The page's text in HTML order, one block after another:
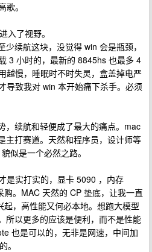
。
入了视野。
续航这块，没觉得 win 会是瓶颈，
3 小时的，最新的 8845hs 也最多 4
越慢，睡眠时不时失灵，盒盖掉电严
导致我对 win 本开始痛下杀手。必须
，续航和轻便成了最大的痛点。mac
主打赛道。天然和程序员，设计师等
似是一个必然之路。
是实打实的，显卡 5090 ，内存
。MAC 天然的 CP 垫底，让我一直
，高性能又何必本地。想跑大模型
所以更多的应该是便利，而不是性能
也是可以的，无非是网速，中间加
。